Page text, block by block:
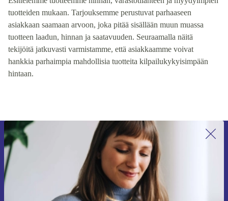
tuotteiden mukaan. Tarjouksemme perustuvat parhaaseen
asiakkaan saamaan arvoon, joka pitää sisällään muun muassa
tuotteen laadun, hinnan ja saatavuuden. Seuraamalla näitä
tekijöitä jatkuvasti varmistamme, että asiakkaamme voivat
hankkia parhaimpia mahdollisia tuotteita kilpailukykyisimpään
hintaan.
Liity ensimmäistä kertaa uutiskirjeen
tilaajaksi ja säästä 15 €!
Älä missaa enää yhtäkään tarjousta.